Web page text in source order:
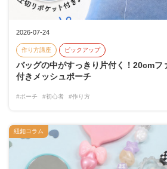
2026-07-24
作り方講座 ピックアップ
バッグの中がすっきり片付く！20cmフ
付きメッシュポーチ
#ポーチ #初心者 #作り方
紐釦コラム